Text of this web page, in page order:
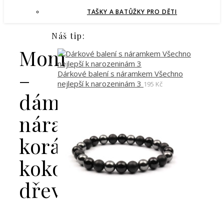
TAŠKY A BATŮŽKY PRO DĚTI
Moni
–
dámský
náramek
korál
kokosové
dřevo
Náš tip:
Dárkové balení s náramkem Všechno
nejlepší k narozeninám 3 195 Kč